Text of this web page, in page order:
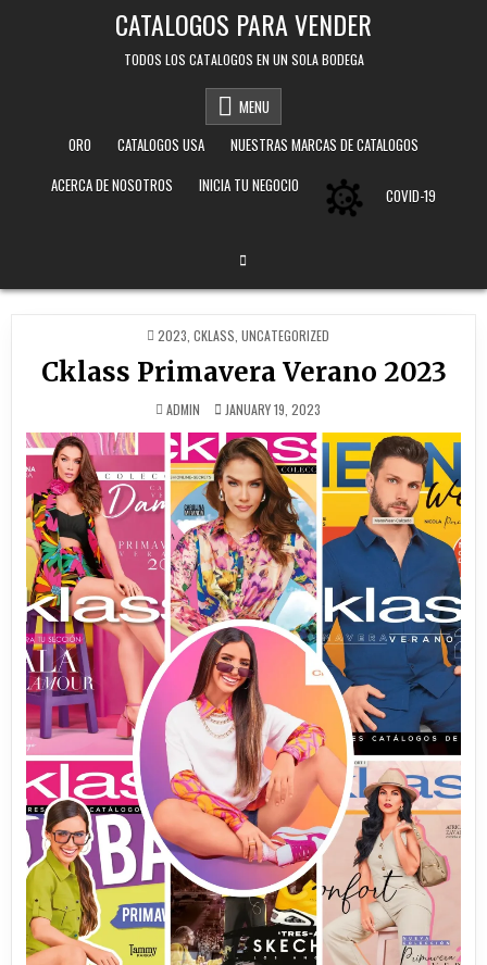
CATALOGOS PARA VENDER
TODOS LOS CATALOGOS EN UN SOLA BODEGA
MENU
ORO
CATALOGOS USA
NUESTRAS MARCAS DE CATALOGOS
ACERCA DE NOSOTROS
INICIA TU NEGOCIO COVID-19
POSTED
IN
2023 CKLASS UNCATEGORIZED
Cklass Primavera Verano 2023
ADMIN JANUARY 19, 2023